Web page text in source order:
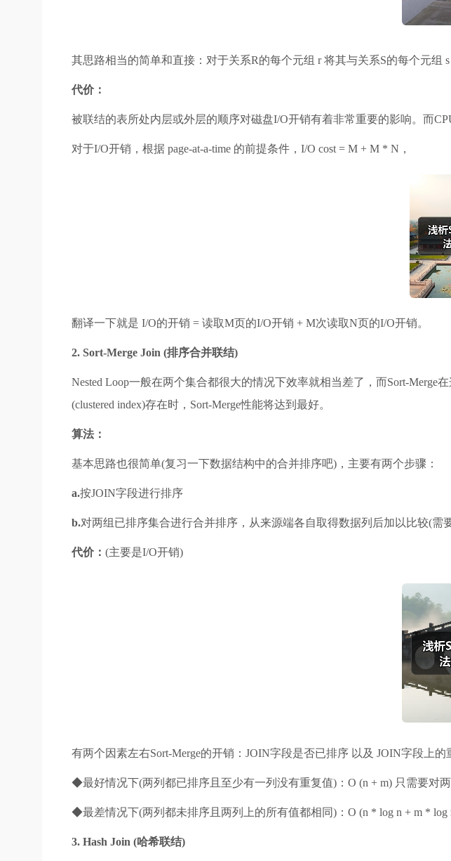
其思路相当的简单和直接：对于关系R的每个元组 r 将其与关系S的每个元组
代价：
被联结的表所处内层或外层的顺序对磁盘I/O开销有着非常重要的影响。而
对于I/O开销，根据 page-at-a-time 的前提条件，I/O cost = M + M * N，
翻译一下就是 I/O的开销 = 读取M页的I/O开销 + M次读取N页的I/O开销。
2. Sort-Merge Join (排序合并联结)
Nested Loop一般在两个集合都很大的情况下效率就相当差了，而Sort-
(clustered index)存在时，Sort-Merge性能将达到最好。
算法：
基本思路也很简单(复习一下数据结构中的合并排序吧)，主要有两个步骤：
a.按JOIN字段进行排序
b.对两组已排序集合进行合并排序，从来源端各自取得数据列后加以比较(需
代价： (主要是I/O开销)
有两个因素左右Sort-Merge的开销：JOIN字段是否已排序 以及 JOIN字段上的
◆最好情况下(两列都已排序且至少有一列没有重复值)：O (n + m) 只需要对
◆最差情况下(两列都未排序且两列上的所有值都相同)：O (n * log n + m *
3. Hash Join (哈希联结)